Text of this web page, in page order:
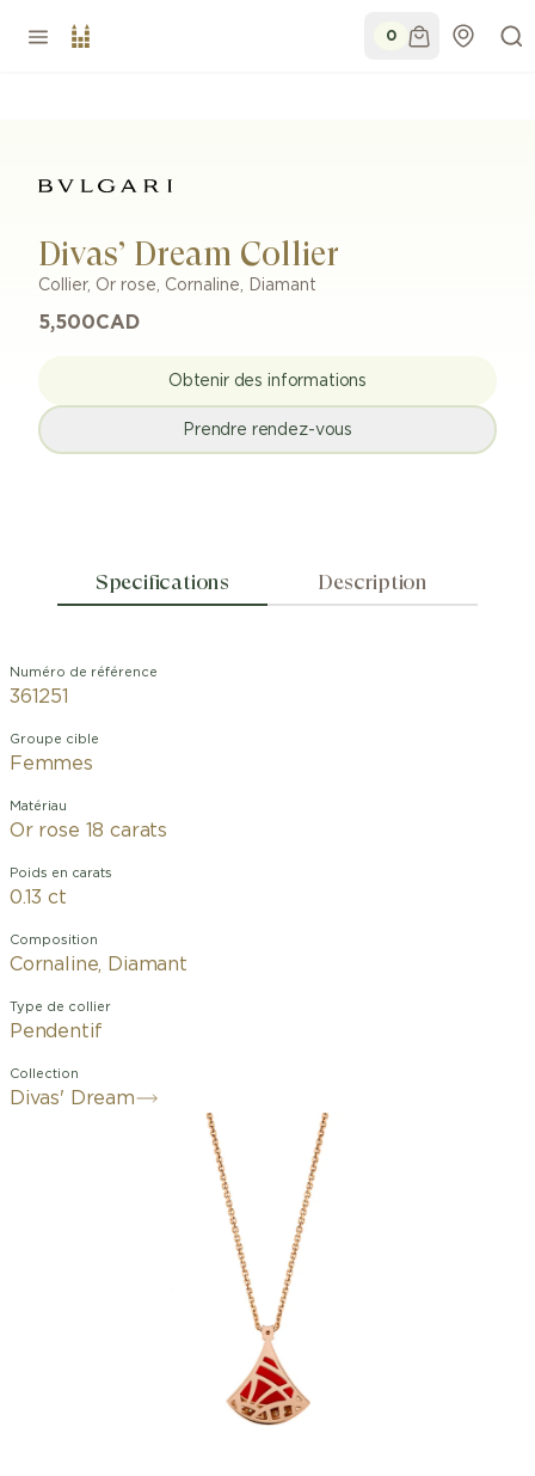
0
Divas’ Dream Collier
Collier, Or rose, Cornaline, Diamant
5,500CAD
Obtenir des informations
Prendre rendez-vous
Specifications Description
Numéro de référence
361251
Groupe cible
Femmes
Matériau
Or rose 18 carats
Poids en carats
0.13 ct
Composition
Cornaline, Diamant
Type de collier
Pendentif
Collection
Divas' Dream
Féminin et raffiné, le collier Divas'
Dream en or rose 18 K offre une
interprétation colorée de
l'emblématique forme éventail.
Profondément ancrée dans l'héritage
romain de Bvlgari, la signature
esthétique de la collection est
représentée par un délicat pendentif
minutieusement serti d'un élément en
cornaline et illuminé par un pavé
diamants. Gracieuse et intemporelle,